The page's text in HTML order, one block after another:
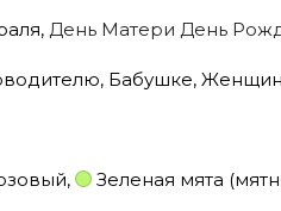
, День Матери День
, Бабушке,
, Зеленая мята